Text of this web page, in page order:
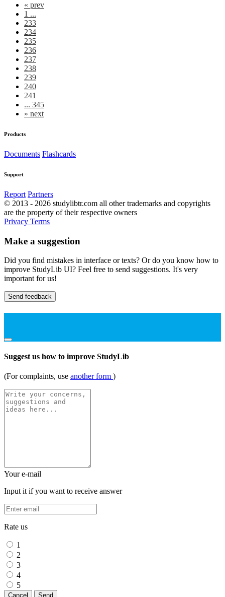
« prev
1 ...
233
234
235
236
237
238
239
240
241
... 345
» next
Products
Documents Flashcards
Support
Report Partners
© 2013 - 2026 studylibtr.com all other trademarks and copyrights
are the property of their respective owners
Privacy Terms
Make a suggestion
Did you find mistakes in interface or texts? Or do you know how to
improve StudyLib UI? Feel free to send suggestions. It's very
important for us!
Send feedback
Suggest us how to improve StudyLib
(For complaints, use another form )
Your e-mail
Input it if you want to receive answer
Rate us
1
2
3
4
5
Cancel Send